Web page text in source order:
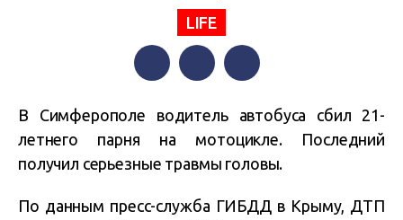
LIFE
В Симферополе водитель автобуса сбил 21-
летнего парня на мотоцикле. Последний
получил серьезные травмы головы.
По данным пресс-служба ГИБДД в Крыму, ДТП